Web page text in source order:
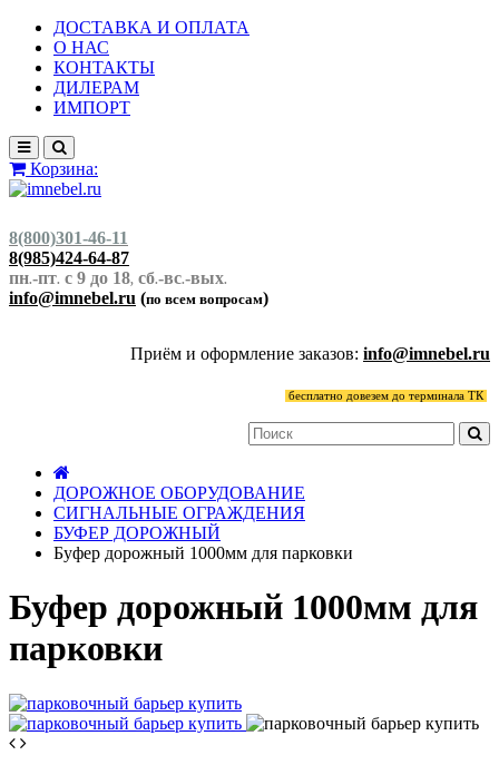
ДОСТАВКА И ОПЛАТА
О НАС
КОНТАКТЫ
ДИЛЕРАМ
ИМПОРТ
Корзина:
8(800)301-46-11
8(985)424-64-87
пн.-пт. с 9 до 18, сб.-вс.-вых.
info@imnebel.ru (по всем вопросам)
Приём и оформление заказов: info@imnebel.ru
бесплатно довезем до терминала ТК
ДОРОЖНОЕ ОБОРУДОВАНИЕ
СИГНАЛЬНЫЕ ОГРАЖДЕНИЯ
БУФЕР ДОРОЖНЫЙ
Буфер дорожный 1000мм для парковки
Буфер дорожный 1000мм для
парковки